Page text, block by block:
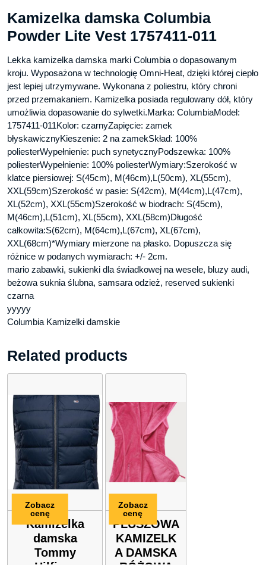
Kamizelka damska Columbia
Powder Lite Vest 1757411-011
Lekka kamizelka damska marki Columbia o dopasowanym
kroju. Wyposażona w technologię Omni-Heat, dzięki której ciepło
jest lepiej utrzymywane. Wykonana z poliestru, który chroni
przed przemakaniem. Kamizelka posiada regulowany dół, który
umożliwia dopasowanie do sylwetki.Marka: ColumbiaModel:
1757411-011Kolor: czarnyZapięcie: zamek
błyskawicznyKieszenie: 2 na zamekSkład: 100%
poliesterWypełnienie: puch synetycznyPodszewka: 100%
poliesterWypełnienie: 100% poliesterWymiary:Szerokość w
klatce piersiowej: S(45cm), M(46cm),L(50cm), XL(55cm),
XXL(59cm)Szerokość w pasie: S(42cm), M(44cm),L(47cm),
XL(52cm), XXL(55cm)Szerokość w biodrach: S(45cm),
M(46cm),L(51cm), XL(55cm), XXL(58cm)Długość
całkowita:S(62cm), M(64cm),L(67cm), XL(67cm),
XXL(68cm)*Wymiary mierzone na płasko. Dopuszcza się
różnice w podanych wymiarach: +/- 2cm.
mario zabawki, sukienki dla świadkowej na wesele, bluzy audi,
beżowa suknia ślubna, samsara odzież, reserved sukienki
czarna
yyyyy
Columbia Kamizelki damskie
Related products
Kamizelka
damska
Tommy
Zobacz
cenę
PLUSZOWA
KAMIZELK
A DAMSKA
Zobacz
cenę